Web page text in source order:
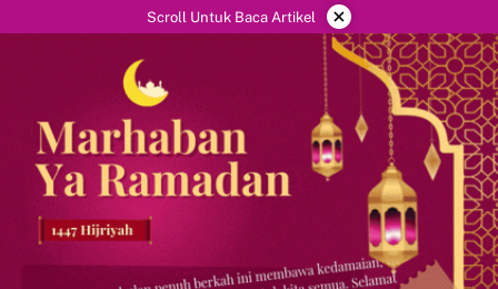
ke
Scroll Untuk Baca Artikel ×